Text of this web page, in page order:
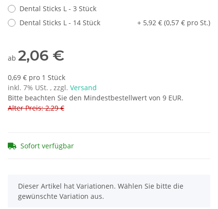
Dental Sticks L - 3 Stück
Dental Sticks L - 14 Stück
+ 5,92 € (0,57 € pro St.)
ab 2,06 €
0,69 € pro 1 Stück
inkl. 7% USt. , zzgl. Versand
Bitte beachten Sie den Mindestbestellwert von 9 EUR.
Alter Preis: 2,29 €
Sofort verfügbar
x
Dieser Artikel hat Variationen. Wählen Sie bitte die
gewünschte Variation aus.